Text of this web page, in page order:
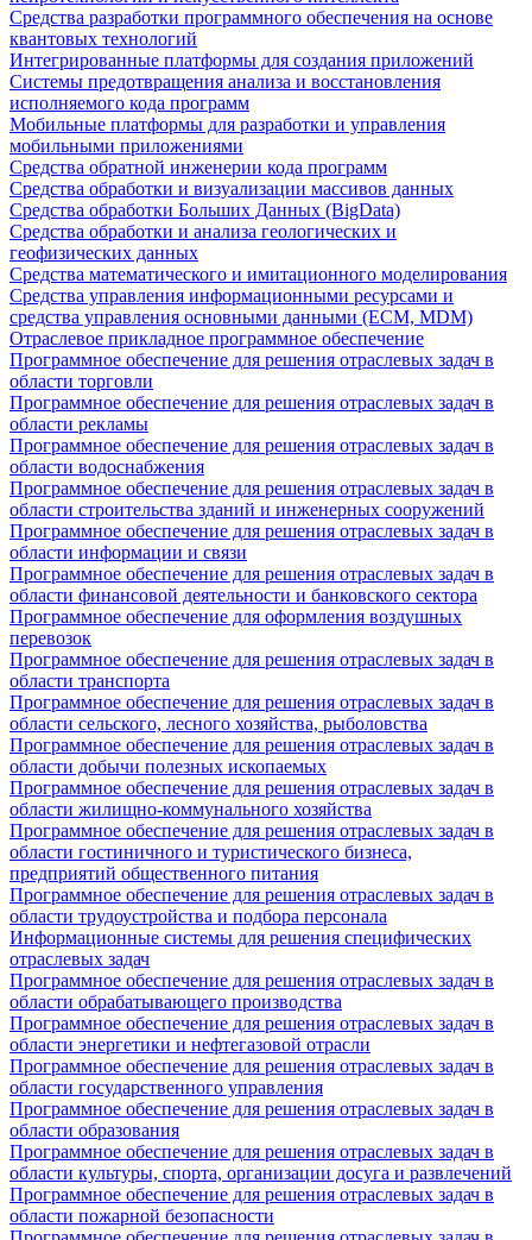
Средства разработки программного обеспечения на основе
квантовых технологий
Интегрированные платформы для создания приложений
Системы предотвращения анализа и восстановления
исполняемого кода программ
Мобильные платформы для разработки и управления
мобильными приложениями
Средства обратной инженерии кода программ
Средства обработки и визуализации массивов данных
Средства обработки Больших Данных (BigData)
Средства обработки и анализа геологических и
геофизических данных
Средства математического и имитационного моделирования
Средства управления информационными ресурсами и
средства управления основными данными (ECM, MDM)
Отраслевое прикладное программное обеспечение
Программное обеспечение для решения отраслевых задач в
области торговли
Программное обеспечение для решения отраслевых задач в
области рекламы
Программное обеспечение для решения отраслевых задач в
области водоснабжения
Программное обеспечение для решения отраслевых задач в
области строительства зданий и инженерных сооружений
Программное обеспечение для решения отраслевых задач в
области информации и связи
Программное обеспечение для решения отраслевых задач в
области финансовой деятельности и банковского сектора
Программное обеспечение для оформления воздушных
перевозок
Программное обеспечение для решения отраслевых задач в
области транспорта
Программное обеспечение для решения отраслевых задач в
области сельского, лесного хозяйства, рыболовства
Программное обеспечение для решения отраслевых задач в
области добычи полезных ископаемых
Программное обеспечение для решения отраслевых задач в
области жилищно-коммунального хозяйства
Программное обеспечение для решения отраслевых задач в
области гостиничного и туристического бизнеса,
предприятий общественного питания
Программное обеспечение для решения отраслевых задач в
области трудоустройства и подбора персонала
Информационные системы для решения специфических
отраслевых задач
Программное обеспечение для решения отраслевых задач в
области обрабатывающего производства
Программное обеспечение для решения отраслевых задач в
области энергетики и нефтегазовой отрасли
Программное обеспечение для решения отраслевых задач в
области государственного управления
Программное обеспечение для решения отраслевых задач в
области образования
Программное обеспечение для решения отраслевых задач в
области культуры, спорта, организации досуга и развлечений
Программное обеспечение для решения отраслевых задач в
области пожарной безопасности